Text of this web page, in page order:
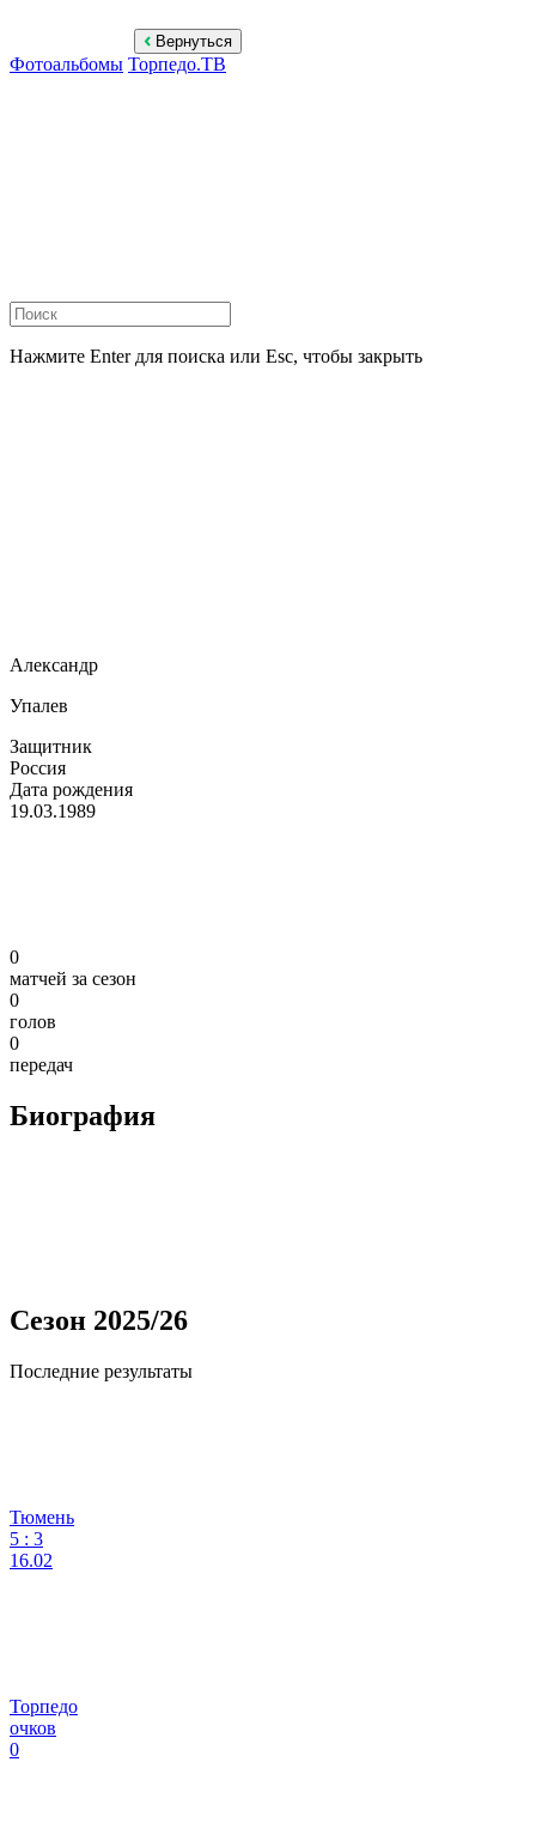
Вернуться
Фотоальбомы Торпедо.ТВ
Нажмите Enter для поиска или Esc, чтобы закрыть
Александр
Упалев
Защитник
Россия
Дата рождения
19.03.1989
0
матчей за сезон
0
голов
0
передач
Биография
Сезон 2025/26
Последние результаты
Тюмень
5 : 3
16.02
Торпедо
очков
0